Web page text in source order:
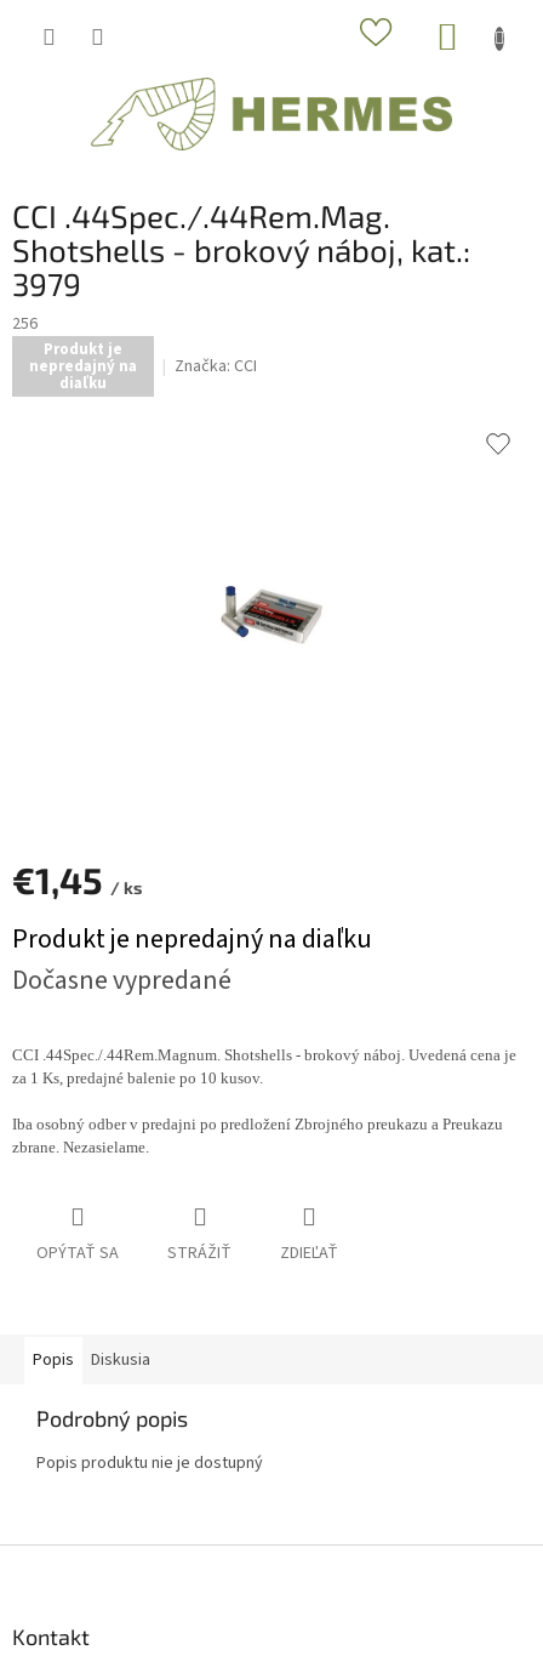
CCI .44Spec./.44Rem.Mag.
Shotshells - brokový náboj, kat.:
3979
256
Produkt je
nepredajný na
diaľku
Značka: CCI
€1,45 / ks
cena:
Produkt je nepredajný na diaľku
Dočasne vypredané
CCI .44Spec./.44Rem.Magnum. Shotshells - brokový náboj. Uvedená cena je
za 1 Ks, predajné balenie po 10 kusov.
Iba osobný odber v predajni po predložení Zbrojného preukazu a Preukazu
zbrane. Nezasielame.
OPÝTAŤ SA STRÁŽIŤ ZDIEĽAŤ
Popis Diskusia
Podrobný popis
Popis produktu nie je dostupný
Kontakt